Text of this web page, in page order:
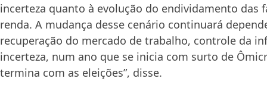
incerteza quanto à evolução do endividamento das
renda. A mudança desse cenário continuará
recuperação do mercado de trabalho, controle da
incerteza, num ano que se inicia com surto de
termina com as eleições”, disse.